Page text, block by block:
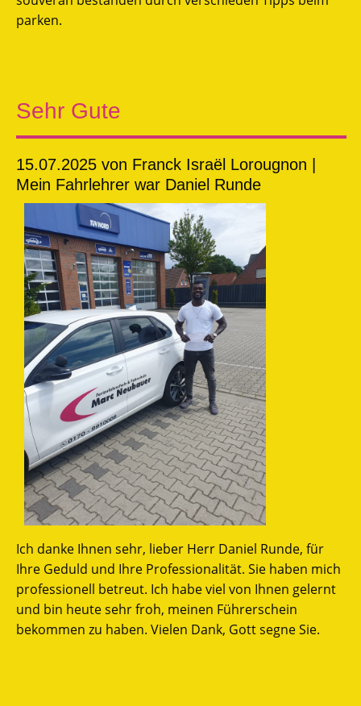
parken.
Sehr Gute
15.07.2025 von Franck Israël Lorougnon |
Mein Fahrlehrer war Daniel Runde
Ich danke Ihnen sehr, lieber Herr Daniel Runde, für
Ihre Geduld und Ihre Professionalität. Sie haben mich
professionell betreut. Ich habe viel von Ihnen gelernt
und bin heute sehr froh, meinen Führerschein
bekommen zu haben. Vielen Dank, Gott segne Sie.